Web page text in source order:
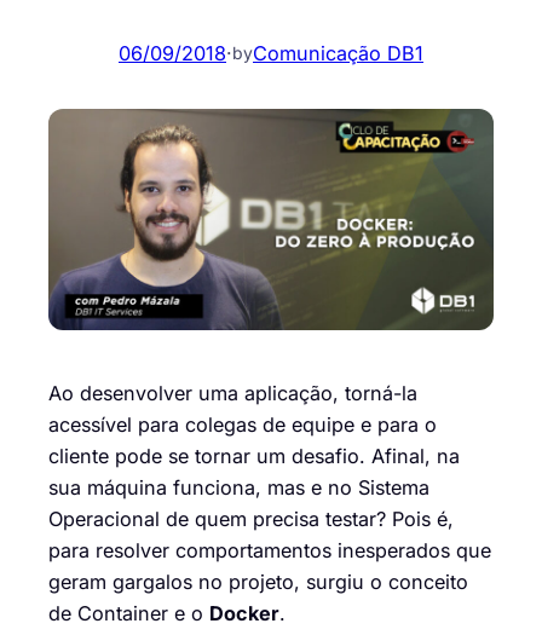
06/09/2018·byComunicação DB1
Ao desenvolver uma aplicação, torná-la
acessível para colegas de equipe e para o
cliente pode se tornar um desafio. Afinal, na
sua máquina funciona, mas e no Sistema
Operacional de quem precisa testar? Pois é,
para resolver comportamentos inesperados que
geram gargalos no projeto, surgiu o conceito
de Container e o Docker.